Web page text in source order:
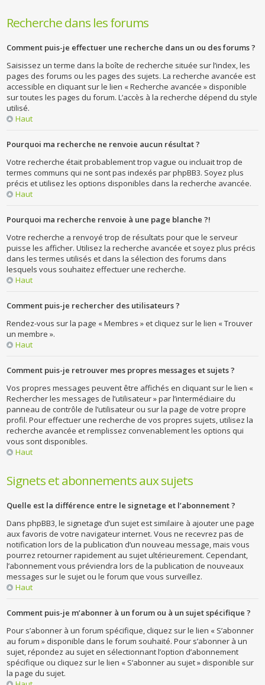
Recherche dans les forums
Comment puis-je effectuer une recherche dans un ou des forums ?
Saisissez un terme dans la boîte de recherche située sur l’index, les
pages des forums ou les pages des sujets. La recherche avancée est
accessible en cliquant sur le lien « Recherche avancée » disponible
sur toutes les pages du forum. L’accès à la recherche dépend du style
utilisé.
Haut
Pourquoi ma recherche ne renvoie aucun résultat ?
Votre recherche était probablement trop vague ou incluait trop de
termes communs qui ne sont pas indexés par phpBB3. Soyez plus
précis et utilisez les options disponibles dans la recherche avancée.
Haut
Pourquoi ma recherche renvoie à une page blanche ?!
Votre recherche a renvoyé trop de résultats pour que le serveur
puisse les afficher. Utilisez la recherche avancée et soyez plus précis
dans les termes utilisés et dans la sélection des forums dans
lesquels vous souhaitez effectuer une recherche.
Haut
Comment puis-je rechercher des utilisateurs ?
Rendez-vous sur la page « Membres » et cliquez sur le lien « Trouver
un membre ».
Haut
Comment puis-je retrouver mes propres messages et sujets ?
Vos propres messages peuvent être affichés en cliquant sur le lien «
Rechercher les messages de l’utilisateur » par l’intermédiaire du
panneau de contrôle de l’utilisateur ou sur la page de votre propre
profil. Pour effectuer une recherche de vos propres sujets, utilisez la
recherche avancée et remplissez convenablement les options qui
vous sont disponibles.
Haut
Signets et abonnements aux sujets
Quelle est la différence entre le signetage et l’abonnement ?
Dans phpBB3, le signetage d’un sujet est similaire à ajouter une page
aux favoris de votre navigateur internet. Vous ne recevrez pas de
notification lors de la publication d’un nouveau message, mais vous
pourrez retourner rapidement au sujet ultérieurement. Cependant,
l’abonnement vous préviendra lors de la publication de nouveaux
messages sur le sujet ou le forum que vous surveillez.
Haut
Comment puis-je m’abonner à un forum ou à un sujet spécifique ?
Pour s’abonner à un forum spécifique, cliquez sur le lien « S’abonner
au forum » disponible dans le forum souhaité. Pour s’abonner à un
sujet, répondez au sujet en sélectionnant l’option d’abonnement
spécifique ou cliquez sur le lien « S’abonner au sujet » disponible sur
la page du sujet.